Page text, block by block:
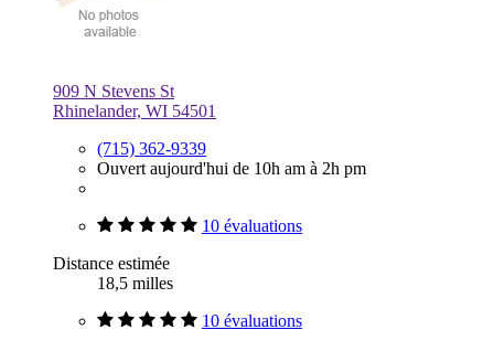
909 N Stevens St
Rhinelander, WI 54501
(715) 362-9339
Ouvert aujourd'hui de 10h am à 2h pm
10 évaluations
Distance estimée
18,5 milles
10 évaluations